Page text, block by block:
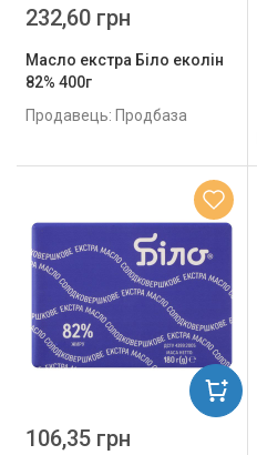
Масло екстра Біло еколін
82% 400г
Продавець: Продбаза
232,60 грн
106,35 грн